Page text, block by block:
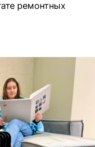
ремонтных